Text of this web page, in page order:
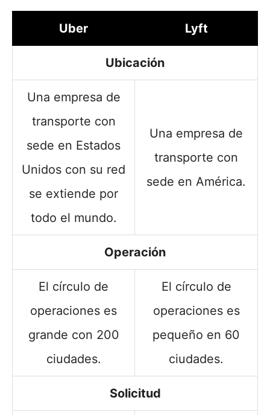
Uber Lyft
Ubicación
Una empresa de
transporte con
sede en Estados
Unidos con su red
se extiende por
todo el mundo.
Una empresa de
transporte con
sede en América.
Operación
El círculo de
operaciones es
grande con 200
ciudades.
El círculo de
operaciones es
pequeño en 60
ciudades.
Solicitud